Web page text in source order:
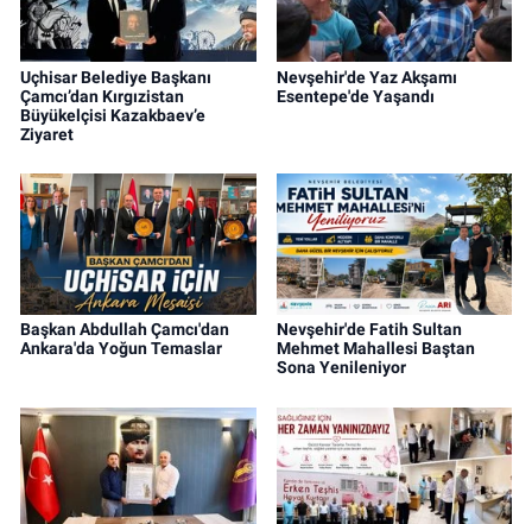
Uçhisar Belediye Başkanı
Çamcı’dan Kırgızistan
Büyükelçisi Kazakbaev’e
Ziyaret
Nevşehir'de Yaz Akşamı
Esentepe'de Yaşandı
Başkan Abdullah Çamcı'dan
Ankara'da Yoğun Temaslar
Nevşehir'de Fatih Sultan
Mehmet Mahallesi Baştan
Sona Yenileniyor